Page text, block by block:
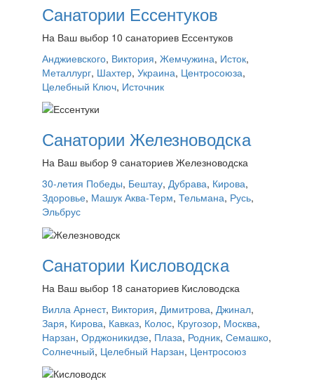
Санатории Ессентуков
На Ваш выбор 10 санаториев Ессентуков
Анджиевского, Виктория, Жемчужина, Исток,
Металлург, Шахтер, Украина, Центросоюза,
Целебный Ключ, Источник
Санатории Железноводска
На Ваш выбор 9 санаториев Железноводска
30-летия Победы, Бештау, Дубрава, Кирова,
Здоровье, Машук Аква-Терм, Тельмана, Русь,
Эльбрус
Санатории Кисловодска
На Ваш выбор 18 санаториев Кисловодска
Вилла Арнест, Виктория, Димитрова, Джинал,
Заря, Кирова, Кавказ, Колос, Кругозор, Москва,
Нарзан, Орджоникидзе, Плаза, Родник, Семашко,
Солнечный, Целебный Нарзан, Центросоюз